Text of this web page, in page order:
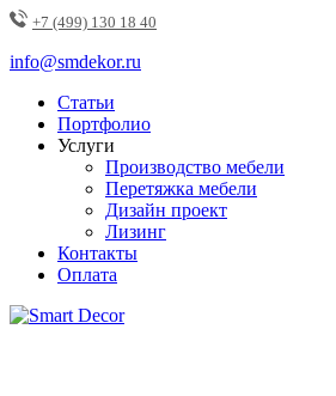
+7 (499) 130 18 40
info@smdekor.ru
Статьи
Портфолио
Услуги
Производство мебели
Перетяжка мебели
Дизайн проект
Лизинг
Контакты
Оплата